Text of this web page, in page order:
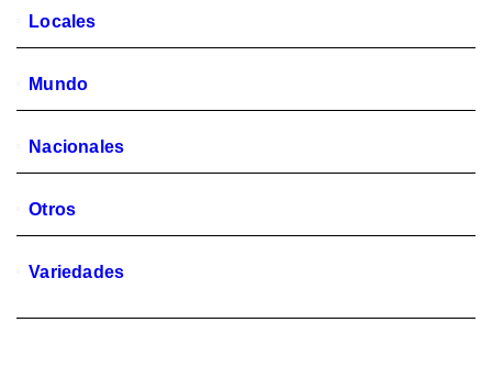
Locales
Mundo
Nacionales
Otros
Variedades